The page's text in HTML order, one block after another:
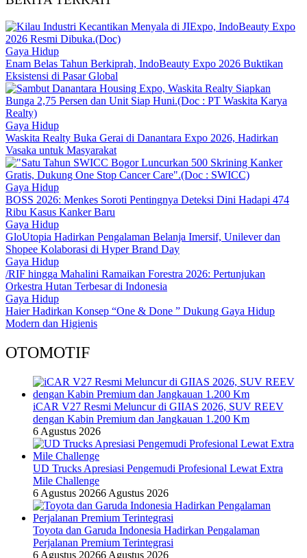
Gaya Hidup
Enam Belas Tahun Berkiprah, IndoBeauty Expo 2026 Buktikan
Eksistensi di Pasar Global
Gaya Hidup
Waskita Realty Buka Gerai di Danantara Expo 2026, Hadirkan
Vasaka untuk Masyarakat
Gaya Hidup
BOSS 2026: Menkes Soroti Pentingnya Deteksi Dini Hadapi 474
Ribu Kasus Kanker Baru
Gaya Hidup
GloUtopia Hadirkan Pengalaman Belanja Imersif, Unilever dan
Shopee Kolaborasi di Hyper Brand Day
Gaya Hidup
/RIF hingga Mahalini Ramaikan Forestra 2026: Pertunjukan
Orkestra Hutan Terbesar di Indonesia
Gaya Hidup
Haier Hadirkan Konsep “One & Done ” Dukung Gaya Hidup
Modern dan Higienis
OTOMOTIF
iCAR V27 Resmi Meluncur di GIIAS 2026, SUV REEV
dengan Kabin Premium dan Jangkauan 1.200 Km
6 Agustus 2026
UD Trucks Apresiasi Pengemudi Profesional Lewat Extra
Mile Challenge
6 Agustus 20266 Agustus 2026
Toyota dan Garuda Indonesia Hadirkan Pengalaman
Perjalanan Premium Terintegrasi
6 Agustus 20266 Agustus 2026